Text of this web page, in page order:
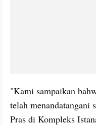
"Kami sampaikan
telah menandatangani
Pras di Kompleks